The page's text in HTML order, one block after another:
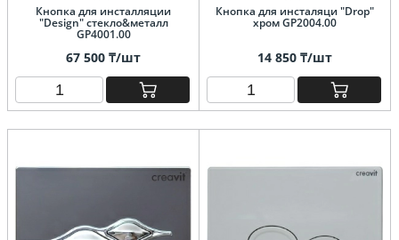
Кнопка для инсталляции
"Design" стекло&металл
GP4001.00
67 500 ₸/шт
Кнопка для инсталяци "Drop"
хром GP2004.00
14 850 ₸/шт